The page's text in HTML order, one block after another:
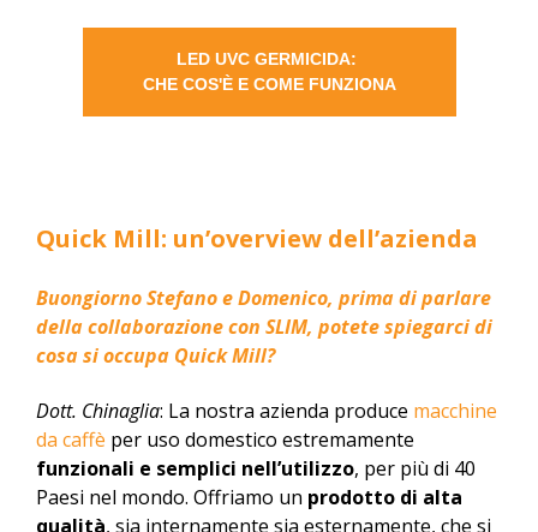
LED UVC GERMICIDA:
CHE COS'È E COME FUNZIONA
Quick Mill: un’overview dell’azienda
Buongiorno Stefano e Domenico, prima di parlare
della collaborazione con SLIM, potete spiegarci di
cosa si occupa Quick Mill?
Dott. Chinaglia: La nostra azienda produce macchine
da caffè per uso domestico estremamente
funzionali e semplici nell’utilizzo, per più di 40
Paesi nel mondo. Offriamo un prodotto di alta
qualità, sia internamente sia esternamente, che si